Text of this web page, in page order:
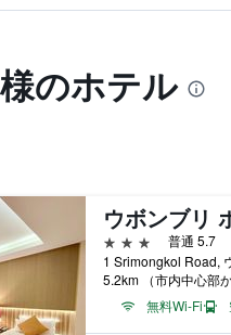
のホテル
ウボンブリ
3つ星
普通 5.7
1 Srimongkol Road,
5.2km （市内中心部か
無料Wi-Fi